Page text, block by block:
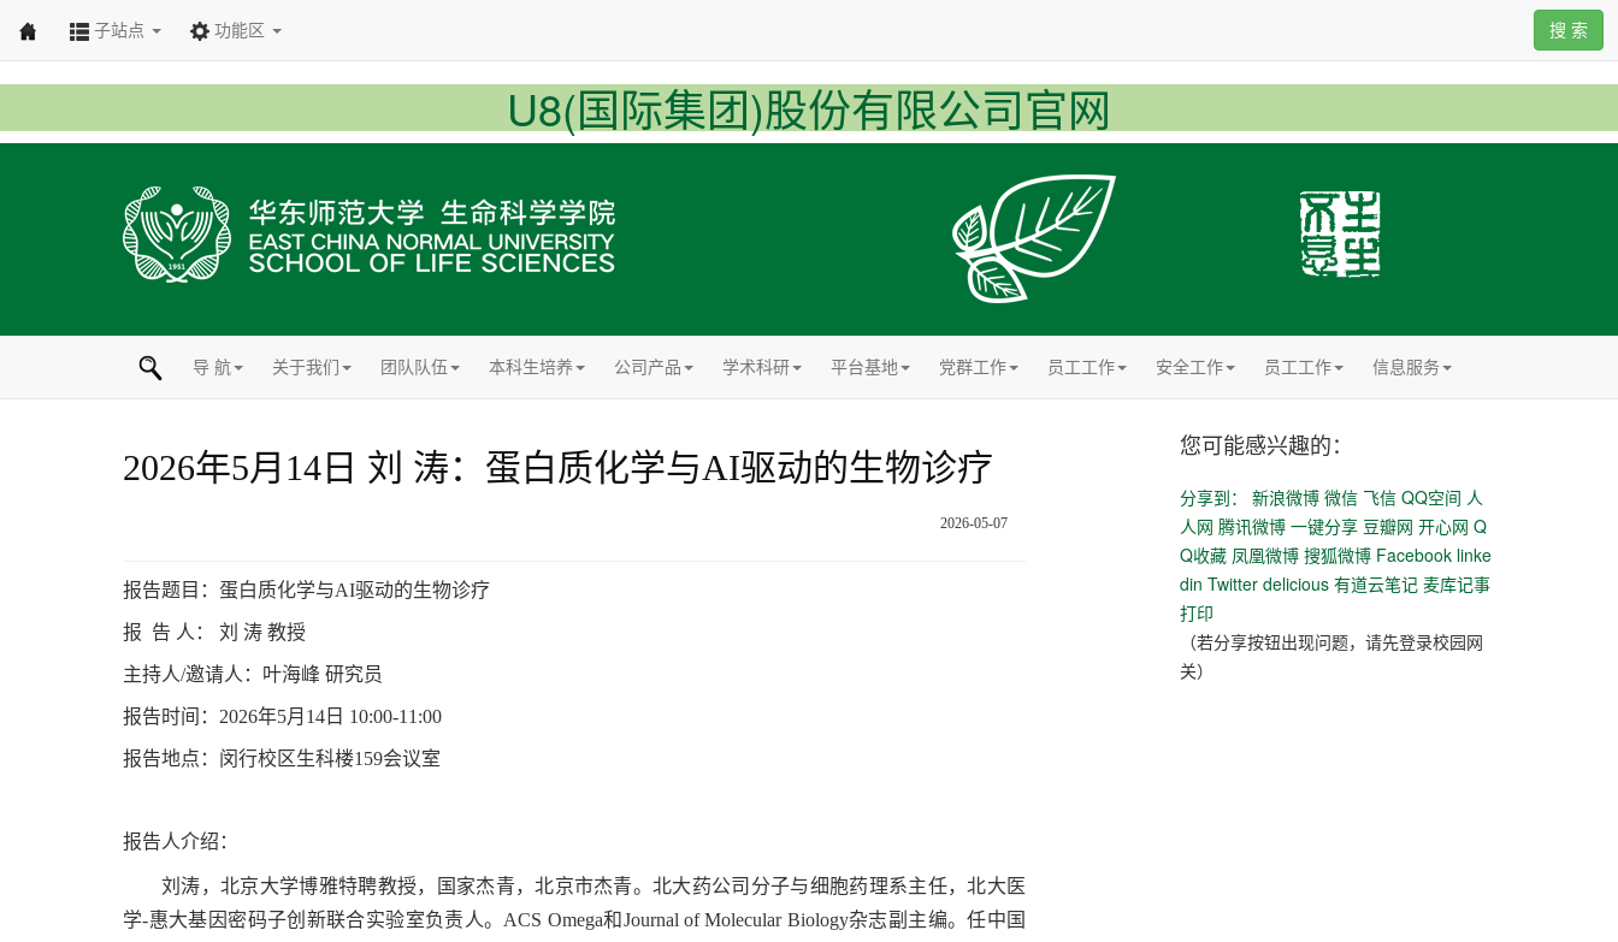
U8(国际集团)股份有限公司官网
子站点 功能区 搜 索
导 航 关于我们 团队队伍 本科生培养 公司产品 学术科研 平台基地 党群工作 员工工作 安全工作 员工工作 信息服务
2026年5月14日 刘 涛：蛋白质化学与AI驱动的生物诊疗
2026-05-07
报告题目：蛋白质化学与AI驱动的生物诊疗
报 告 人： 刘 涛 教授
主持人/邀请人：叶海峰 研究员
报告时间：2026年5月14日 10:00-11:00
报告地点：闵行校区生科楼159会议室
报告人介绍：
刘涛，北京大学博雅特聘教授，国家杰青，北京市杰青。北大药公司分子与细胞药理系主任，北大医
学-惠大基因密码子创新联合实验室负责人。ACS Omega和Journal of Molecular Biology杂志副主编。任中国
您可能感兴趣的：
分享到： 新浪微博 微信 飞信 QQ空间 人
人网 腾讯微博 一键分享 豆瓣网 开心网 Q
Q收藏 凤凰微博 搜狐微博 Facebook linke
din Twitter delicious 有道云笔记 麦库记事
打印
（若分享按钮出现问题，请先登录校园网
关）